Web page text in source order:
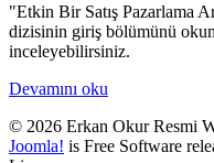
"Etkin Bir Satış Pazarlama
dizisinin giriş bölümünü
inceleyebilirsiniz.
Devamını oku
© 2026 Erkan Okur Resmi
Joomla! is Free Software